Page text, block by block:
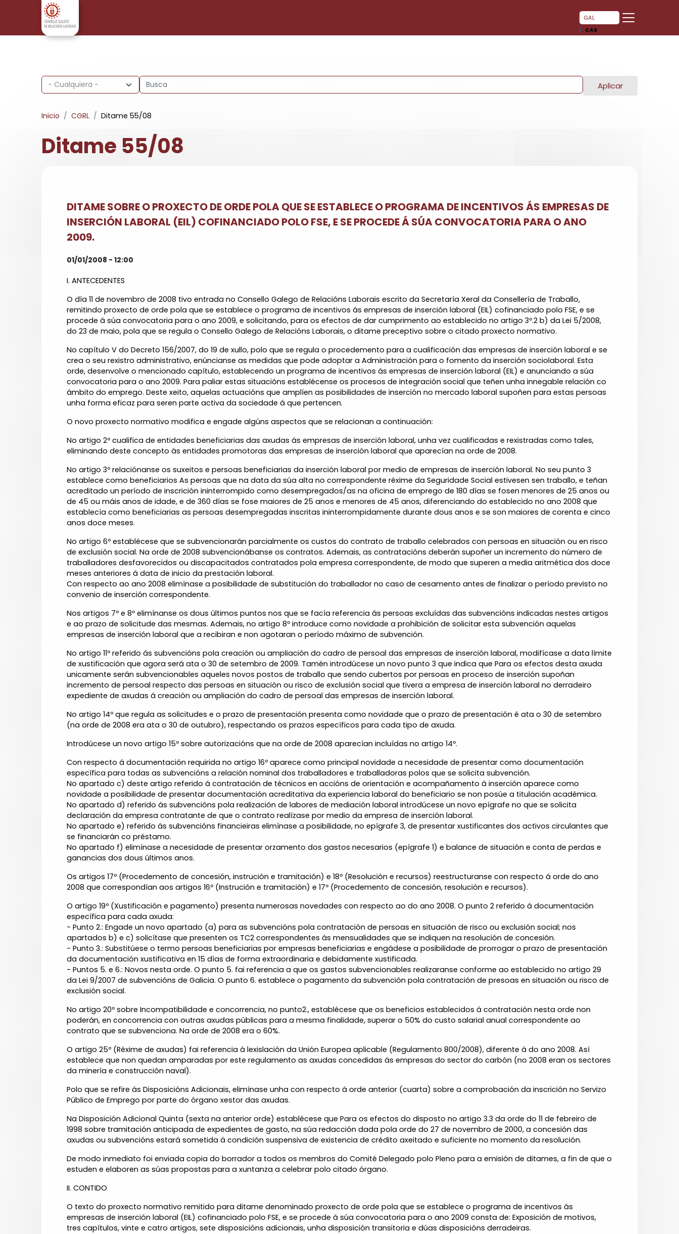
Pasar al contenido principal
GAL
CAS
Aplicar
Inicio CGRL Ditame 55/08
Ditame 55/08
DITAME SOBRE O PROXECTO DE ORDE POLA QUE SE ESTABLECE O PROGRAMA DE INCENTIVOS ÁS EMPRESAS DE
INSERCIÓN LABORAL (EIL) COFINANCIADO POLO FSE, E SE PROCEDE Á SÚA CONVOCATORIA PARA O ANO
2009.
01/01/2008 - 12:00
I. ANTECEDENTES
O día 11 de novembro de 2008 tivo entrada no Consello Galego de Relacións Laborais escrito da Secretaría Xeral da Consellería de Traballo,
remitindo proxecto de orde pola que se establece o programa de incentivos ás empresas de inserción laboral (EIL) cofinanciado polo FSE, e se
procede á súa convocatoria para o ano 2009, e solicitando, para os efectos de dar cumprimento ao establecido no artigo 3º.2 b) da Lei 5/2008,
do 23 de maio, pola que se regula o Consello Galego de Relacións Laborais, o ditame preceptivo sobre o citado proxecto normativo.
No capítulo V do Decreto 156/2007, do 19 de xullo, polo que se regula o procedemento para a cualificación das empresas de inserción laboral e se
crea o seu rexistro administrativo, enúncianse as medidas que pode adoptar a Administración para o fomento da inserción sociolaboral. Esta
orde, desenvolve o mencionado capítulo, establecendo un programa de incentivos ás empresas de inserción laboral (EIL) e anunciando a súa
convocatoria para o ano 2009. Para paliar estas situacións establécense os procesos de integración social que teñen unha innegable relación co
ámbito do emprego. Deste xeito, aquelas actuacións que amplíen as posibilidades de inserción no mercado laboral supoñen para estas persoas
unha forma eficaz para seren parte activa da sociedade á que pertencen.
O novo proxecto normativo modifica e engade algúns aspectos que se relacionan a continuación:
No artigo 2º cualifica de entidades beneficiarias das axudas ás empresas de inserción laboral, unha vez cualificadas e rexistradas como tales,
eliminando deste concepto ás entidades promotoras das empresas de inserción laboral que aparecían na orde de 2008.
No artigo 3º relaciónanse os suxeitos e persoas beneficiarias da inserción laboral por medio de empresas de inserción laboral. No seu punto 3
establece como beneficiarios As persoas que na data da súa alta no correspondente réxime da Seguridade Social estivesen sen traballo, e teñan
acreditado un período de inscrición ininterrompido como desempregados/as na oficina de emprego de 180 días se fosen menores de 25 anos ou
de 45 ou máis anos de idade, e de 360 días se fose maiores de 25 anos e menores de 45 anos, diferenciando do establecido no ano 2008 que
establecía como beneficiarias as persoas desempregadas inscritas ininterrompidamente durante dous anos e se son maiores de corenta e cinco
anos doce meses.
No artigo 6º establécese que se subvencionarán parcialmente os custos do contrato de traballo celebrados con persoas en situación ou en risco
de exclusión social. Na orde de 2008 subvencionábanse os contratos. Ademais, as contratacións deberán supoñer un incremento do número de
traballadores desfavorecidos ou discapacitados contratados pola empresa correspondente, de modo que superen a media aritmética dos doce
meses anteriores á data de inicio da prestación laboral.
Con respecto ao ano 2008 elimínase a posibilidade de substitución do traballador no caso de cesamento antes de finalizar o período previsto no
convenio de inserción correspondente.
Nos artigos 7º e 8º elimínanse os dous últimos puntos nos que se facía referencia ás persoas excluídas das subvencións indicadas nestes artigos
e ao prazo de solicitude das mesmas. Ademais, no artigo 8º introduce como novidade a prohibición de solicitar esta subvención aquelas
empresas de inserción laboral que a recibiran e non agotaran o período máximo de subvención.
No artigo 11º referido ás subvencións pola creación ou ampliación do cadro de persoal das empresas de inserción laboral, modifícase a data límite
de xustificación que agora será ata o 30 de setembro de 2009. Tamén introdúcese un novo punto 3 que indica que Para os efectos desta axuda
unicamente serán subvencionables aqueles novos postos de traballo que sendo cubertos por persoas en proceso de inserción supoñan
incremento de persoal respecto das persoas en situación ou risco de exclusión social que tivera a empresa de inserción laboral no derradeiro
expediente de axudas á creación ou ampliación do cadro de persoal das empresas de inserción laboral.
No artigo 14º que regula as solicitudes e o prazo de presentación presenta como novidade que o prazo de presentación é ata o 30 de setembro
(na orde de 2008 era ata o 30 de outubro), respectando os prazos específicos para cada tipo de axuda.
Introdúcese un novo artigo 15º sobre autorizacións que na orde de 2008 aparecían incluídas no artigo 14º.
Con respecto á documentación requirida no artigo 16º aparece como principal novidade a necesidade de presentar como documentación
específica para todas as subvencións a relación nominal dos traballadores e traballadoras polos que se solicita subvención.
No apartado c) deste artigo referido á contratación de técnicos en accións de orientación e acompañamento á inserción aparece como
novidade a posibilidade de presentar documentación acreditativa da experiencia laboral do beneficiario se non posúe a titulación académica.
No apartado d) referido ás subvencións pola realización de labores de mediación laboral introdúcese un novo epígrafe no que se solicita
declaración da empresa contratante de que o contrato realízase por medio da empresa de inserción laboral.
No apartado e) referido ás subvencións financieiras elimínase a posibilidade, no epígrafe 3, de presentar xustificantes dos activos circulantes que
se financiarán co préstamo.
No apartado f) elimínase a necesidade de presentar orzamento dos gastos necesarios (epígrafe 1) e balance de situación e conta de perdas e
ganancias dos dous últimos anos.
Os artigos 17º (Procedemento de concesión, instrución e tramitación) e 18º (Resolución e recursos) reestructuranse con respecto á orde do ano
2008 que correspondían aos artigos 16º (Instrución e tramitación) e 17º (Procedemento de concesión, resolución e recursos).
O artigo 19º (Xustificación e pagamento) presenta numerosas novedades con respecto ao do ano 2008. O punto 2 referido á documentación
específica para cada axuda:
- Punto 2.: Engade un novo apartado (a) para as subvencións pola contratación de persoas en situación de risco ou exclusión social; nos
apartados b) e c) solicítase que presenten os TC2 correspondentes ás mensualidades que se indiquen na resolución de concesión.
- Punto 3.: Substitúese o termo persoas beneficiarias por empresas beneficiarias e engádese a posibilidade de prorrogar o prazo de presentación
da documentación xustificativa en 15 días de forma extraordinaria e debidamente xustificada.
- Puntos 5. e 6.: Novos nesta orde. O punto 5. fai referencia a que os gastos subvencionables realizaranse conforme ao establecido no artigo 29
da Lei 9/2007 de subvencións de Galicia. O punto 6. establece o pagamento da subvención pola contratación de presoas en situación ou risco de
exclusión social.
No artigo 20º sobre Incompatibilidade e concorrencia, no punto2., establécese que os beneficios establecidos á contratación nesta orde non
poderán, en concorrencia con outras axudas públicas para a mesma finalidade, superar o 50% do custo salarial anual correspondente ao
contrato que se subvenciona. Na orde de 2008 era o 60%.
O artigo 25º (Réxime de axudas) fai referencia á lexislación da Unión Europea aplicable (Regulamento 800/2008), diferente á do ano 2008. Así
establece que non quedan amparadas por este regulamento as axudas concedidas ás empresas do sector do carbón (no 2008 eran os sectores
da minería e construcción naval).
Polo que se refire ás Disposicións Adicionais, elimínase unha con respecto á orde anterior (cuarta) sobre a comprobación da inscrición no Servizo
Público de Emprego por parte do órgano xestor das axudas.
Na Disposición Adicional Quinta (sexta na anterior orde) establécese que Para os efectos do disposto no artigo 3.3 da orde do 11 de febreiro de
1998 sobre tramitación anticipada de expedientes de gasto, na súa redacción dada pola orde do 27 de novembro de 2000, a concesión das
axudas ou subvencións estará sometida á condición suspensiva de existencia de crédito axeitado e suficiente no momento da resolución.
De modo inmediato foi enviada copia do borrador a todos os membros do Comité Delegado polo Pleno para a emisión de ditames, a fin de que o
estuden e elaboren as súas propostas para a xuntanza a celebrar polo citado órgano.
II. CONTIDO
O texto do proxecto normativo remitido para ditame denominado proxecto de orde pola que se establece o programa de incentivos ás
empresas de inserción laboral (EIL) cofinanciado polo FSE, e se procede á súa convocatoria para o ano 2009 consta de: Exposición de motivos,
tres capítulos, vinte e catro artigos, sete disposicións adicionais, unha disposición transitoria e dúas disposicións derradeiras.